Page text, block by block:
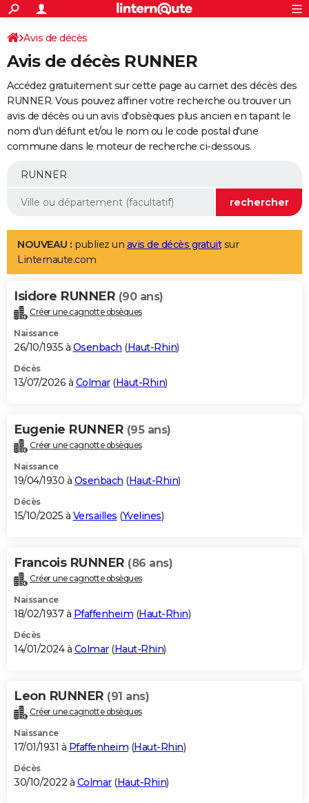
ACTUALITÉS
Politique
Société
Faits Divers
Education
Monde
Villes
+
SPORT
Coupe du monde 2026
Football
Tennis
Cyclisme
Rugby
Forum
Programme TV
TNT
Streaming
Cinéma
Sorties cinéma
Musique
+
FINANCE
Retraite
Epargne
Immobilier
Risques naturels par ville
Banque
Assurance
AUTO
Essais
Réserver un essai
Citadines
Berlines
SUV
Forum auto
+
Mobiles
Meilleur smartphone
Internet
Ordinateurs
Jeux vidéo
Guide high-tech
Aménagement intérieur
LIFESTYLE
Art de vivre
Bien-être
Loisirs
Mode
Modes de vie
Alimentation
Guide de la santé
Maladies
Médicaments
Sommeil
VOYAGE
Destinations
City break
Voyage nature
Voyage de noces
Forum
Climat
+PHOTO
GUIDES D'ACHAT
BONS PLANS
Carte de Noël
Carte Bonne année
Carte Saint-Valentin
Carte Pâques
Carte d'anniversaire
DICTIONNAIRE
Dictionnaire
Biographies
Citations
Expressions
Proverbes
PROGRAMME TV
S'inscrire
Se connecter
Lycées
Collèges
Primaires
Universités
Entreprises
Service militaire
Avis de recherche
AVIS DE DÉCÈS
Bricolage
Lifestyle
Culture
Sport
Auto
Television
Voyage
Cinema
Avis de décès
Avis de décès RUNNER
Accédez gratuitement sur cette page au carnet des décès des
RUNNER. Vous pouvez affiner votre recherche ou trouver un
avis de décès ou un avis d'obsèques plus ancien en tapant le
nom d'un défunt et/ou le nom ou le code postal d'une
commune dans le moteur de recherche ci-dessous.
NOUVEAU : publiez un avis de décès gratuitsur
Linternaute.com
Isidore RUNNER (90 ans)
Créer une cagnotte obsèques
Naissance
26/10/1935 à Osenbach (Haut-Rhin)
Décès
13/07/2026 à Colmar(Haut-Rhin)
Eugenie RUNNER (95 ans)
Créer une cagnotte obsèques
Naissance
19/04/1930 à Osenbach (Haut-Rhin)
Décès
15/10/2025 à Versailles (Yvelines)
Francois RUNNER (86 ans)
Créer une cagnotte obsèques
Naissance
18/02/1937 à Pfaffenheim (Haut-Rhin)
Décès
14/01/2024 à Colmar(Haut-Rhin)
Leon RUNNER (91 ans)
Créer une cagnotte obsèques
Naissance
17/01/1931 à Pfaffenheim (Haut-Rhin)
Décès
30/10/2022 à Colmar(Haut-Rhin)